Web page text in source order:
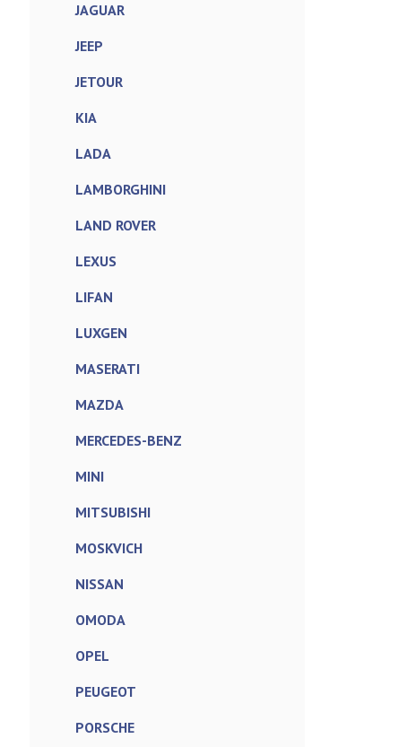
JAGUAR
JEEP
JETOUR
KIA
LADA
LAMBORGHINI
LAND ROVER
LEXUS
LIFAN
LUXGEN
MASERATI
MAZDA
MERCEDES-BENZ
MINI
MITSUBISHI
MOSKVICH
NISSAN
OMODA
OPEL
PEUGEOT
PORSCHE